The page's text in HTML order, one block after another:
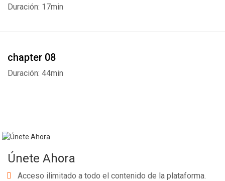
Duración: 17min
chapter 08
Duración: 44min
Únete Ahora
Acceso ilimitado a todo el contenido de la plataforma.